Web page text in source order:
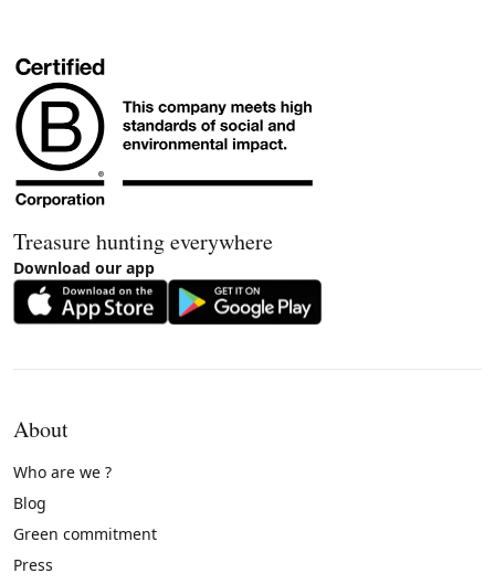
Treasure hunting everywhere
Download our app
About
Who are we ?
Blog
Green commitment
Press